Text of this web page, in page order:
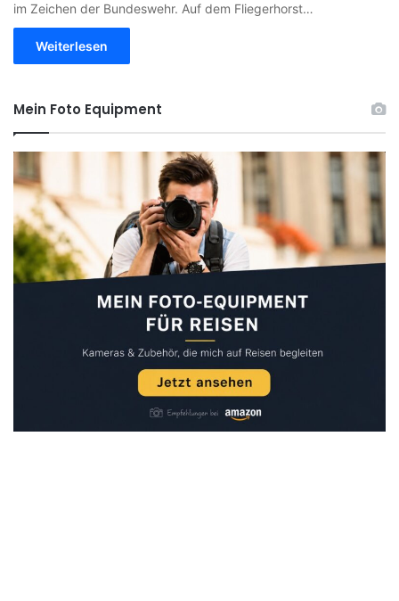
im Zeichen der Bundeswehr. Auf dem Fliegerhorst…
Weiterlesen
Mein Foto Equipment